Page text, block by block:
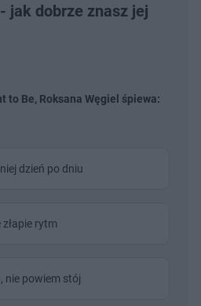
jak dobrze znasz jej
to Be, Roksana Węgiel śpiewa:
dzień po dniu
rytm
nie powiem stój